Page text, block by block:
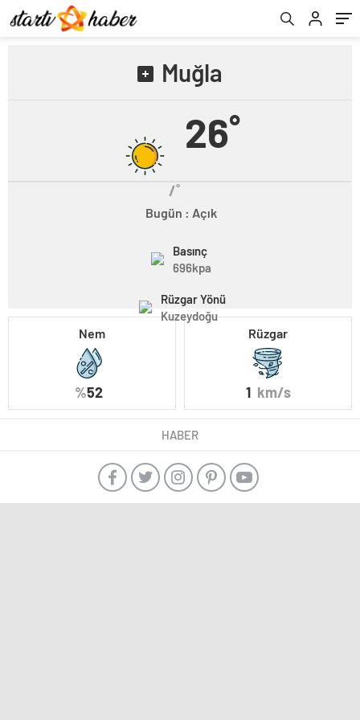
Muğla
26˚
/˚
Bugün : Açık
Basınç
696kpa
Rüzgar Yönü
Kuzeydoğu
Nem
%52
Rüzgar
1 km/s
HABER